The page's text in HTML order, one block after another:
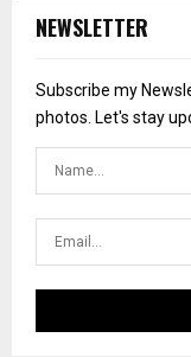
NEWSLETTER
Subscribe my
photos. Let's stay